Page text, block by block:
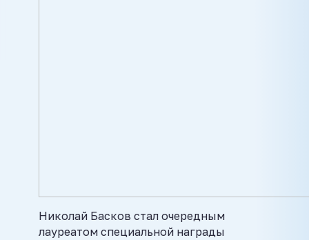
Николай Басков стал очередным
лауреатом специальной награды